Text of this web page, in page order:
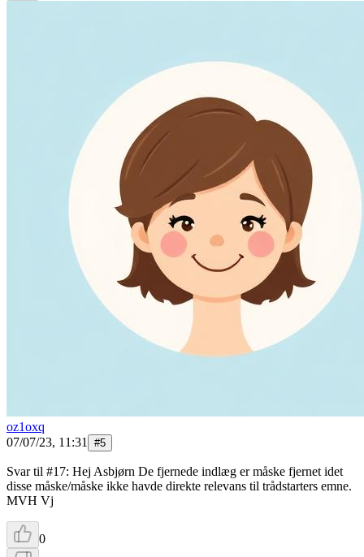
oz1oxq
07/07/23, 11:31
#5
Svar til #17: Hej Asbjørn De fjernede indlæg er måske fjernet idet
disse måske/måske ikke havde direkte relevans til trådstarters emne.
MVH Vj
0